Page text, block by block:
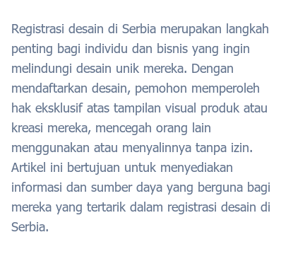
Registrasi desain di Serbia merupakan langkah
penting bagi individu dan bisnis yang ingin
melindungi desain unik mereka. Dengan
mendaftarkan desain, pemohon memperoleh
hak eksklusif atas tampilan visual produk atau
kreasi mereka, mencegah orang lain
menggunakan atau menyalinnya tanpa izin.
Artikel ini bertujuan untuk menyediakan
informasi dan sumber daya yang berguna bagi
mereka yang tertarik dalam registrasi desain di
Serbia.